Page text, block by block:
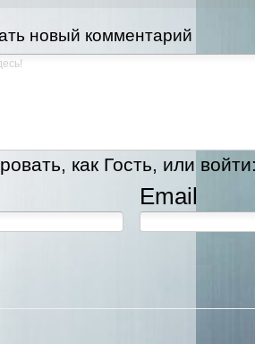
новый комментарий
как Гость, или
Email